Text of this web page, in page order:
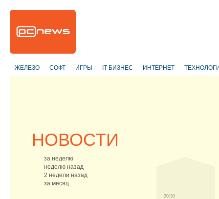
ЖЕЛЕЗО СОФТ ИГРЫ IT-БИЗНЕС ИНТЕРНЕТ
НОВОСТИ
за неделю
неделю назад
2 недели назад
за месяц
20:30